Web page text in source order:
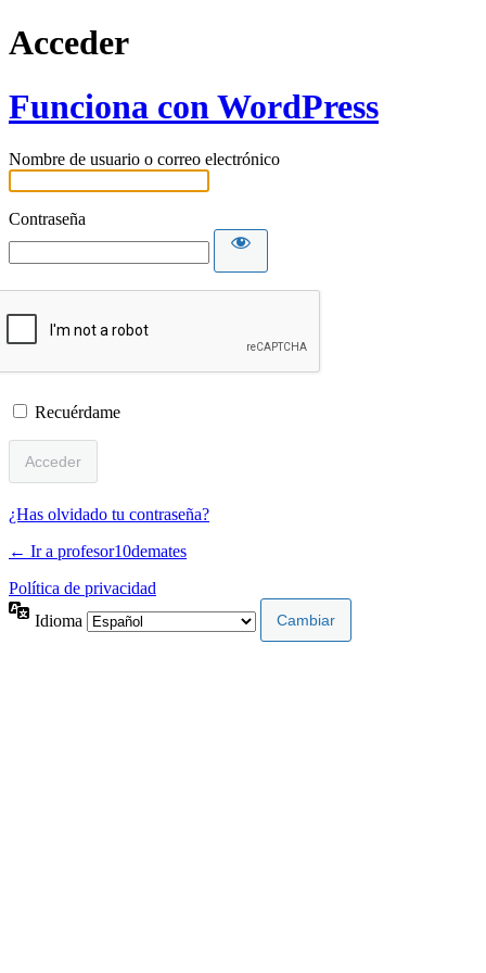
Acceder
Funciona con WordPress
Nombre de usuario o correo electrónico
Contraseña
Recuérdame
¿Has olvidado tu contraseña?
← Ir a profesor10demates
Política de privacidad
Idioma